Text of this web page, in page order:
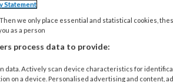
Maar wat me vooral zo
is de gedachte dat ik zo
medeplichtig ben geworden
Statement
we only place essential and statistical cookies,
as a person
process data to provide:
data. Actively scan device characteristics for
on a device. Personalised advertising and content,